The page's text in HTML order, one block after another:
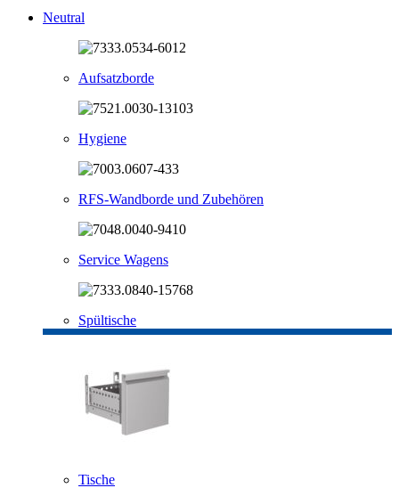
Neutral
Aufsatzborde
Hygiene
RFS-Wandborde und Zubehören
Service Wagens
Spültische
Tische